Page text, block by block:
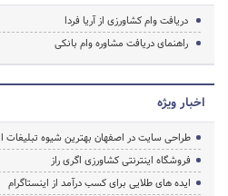
دریافت وام کشاورزی از آریا فردا
راهنمای دریافت مشاوره وام بانکی
اخبار ویژه
طراحی سایت در اصفهان بهترین شیوه تبلیغات
فروشگاه اینترنتی کشاورزی اگری راز
ایده های طلایی برای کسب درآمد از اینستاگرام